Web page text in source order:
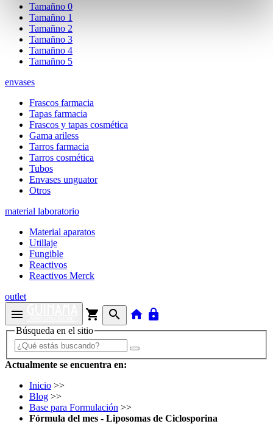
Tamañno 0
Tamañno 1
Tamañno 2
Tamañno 3
Tamañno 4
Tamañno 5
envases
Frascos farmacia
Tapas farmacia
Frascos y tapas cosmética
Gama ariless
Tarros farmacia
Tarros cosmética
Tubos
Envases unguator
Otros
material laboratorio
Material aparatos
Utillaje
Fungible
Reactivos
Reactivos Merck
outlet
menu shopping_cart search home lock
Búsqueda en el sitio
Actualmente se encuentra en:
Inicio >>
Blog >>
Base para Formulación >>
Fórmula del mes - Liposomas de Ciclosporina